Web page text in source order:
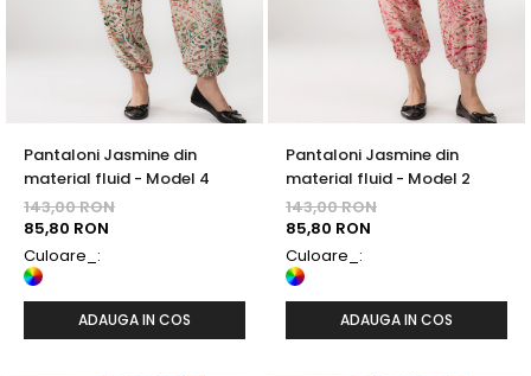
Pantaloni Jasmine din
material fluid - Model 4
143,00 RON
85,80 RON
Culoare_:
ADAUGA IN COS
Pantaloni Jasmine din
material fluid - Model 2
143,00 RON
85,80 RON
Culoare_:
ADAUGA IN COS